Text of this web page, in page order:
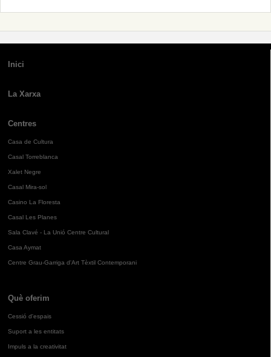
Inici
La Xarxa
Centres
Casa de Cultura
Casal Torreblanca
Xalet Negre
Casal Mira-sol
Casino La Floresta
Casal Les Planes
Sala Clavé - La Unió Centre Cultural
Casa Aymat
Centre Grau-Garriga d'Art Tèxtil Contemporani
Què oferim
Cessió d'espais
Suport a les entitats
Impuls a la creativitat